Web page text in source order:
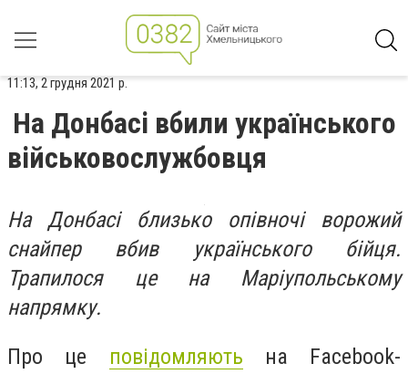
11:13, 2 грудня 2021 р.
На Донбасі вбили українського
військовослужбовця
На Донбасі близько опівночі ворожий
снайпер вбив українського бійця.
Трапилося це на Маріупольському
напрямку.
Про це повідомляють на Facebook-